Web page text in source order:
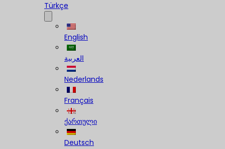
Türkçe
English
العربية
Nederlands
Français
ქართული
Deutsch